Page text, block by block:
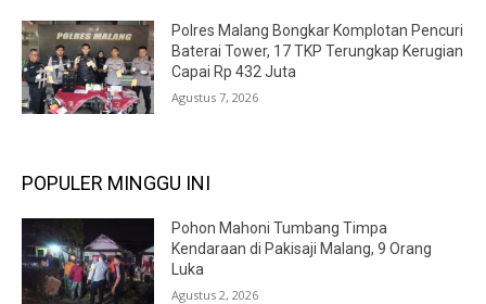
Polres Malang Bongkar Komplotan Pencuri
Baterai Tower, 17 TKP Terungkap Kerugian
Capai Rp 432 Juta
Agustus 7, 2026
POPULER MINGGU INI
Pohon Mahoni Tumbang Timpa
Kendaraan di Pakisaji Malang, 9 Orang
Luka
Agustus 2, 2026